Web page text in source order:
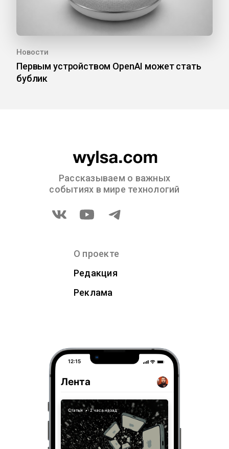
Новости
Первым устройством OpenAI может стать
бублик
Рассказываем о важных
событиях в мире технологий
О проекте
Редакция
Реклама
12:15
Лента
Статьи • 2 часа назад